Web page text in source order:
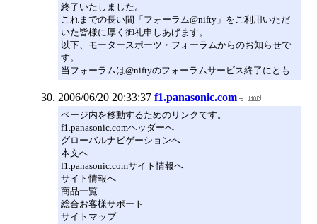
終了いたしました。
これまでの長い間「フォーラム@nifty」をご利用いただ
いた皆様に厚く御礼申しあげます。
以下、モータースポーツ・フォーラムからのお知らせで
す。
当フォーラムは@niftyのフォーラムサービス終了にとも
2006/06/20 20:33:37 f1.panasonic.com
ページ内を移動するためのリンクです。
f1.panasonic.comヘッダーへ
グローバルナビゲーションへ
本文へ
f1.panasonic.comサイト情報へ
サイト情報へ
商品一覧
総合お客様サポート
サイトマップ